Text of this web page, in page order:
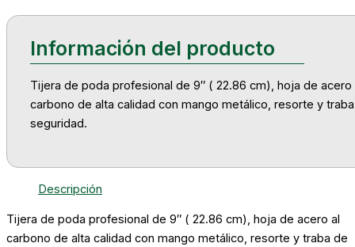
Tijera de poda profesional de 9″ ( 22.86 cm), hoja de acero
carbono de alta calidad con mango metálico, resorte y
seguridad.
Descripción
Tijera de poda profesional de 9″ ( 22.86 cm), hoja de acero al
carbono de alta calidad con mango metálico, resorte y traba de